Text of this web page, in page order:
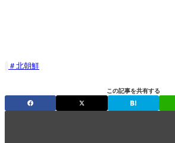
北朝鮮
この記事を共有する